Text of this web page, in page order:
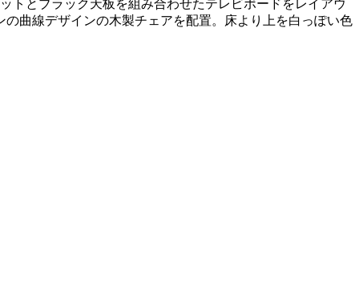
トとブラック天板を組み合わせたテレビボードをレイアウ
曲線デザインの木製チェアを配置。床より上を白っぽい色